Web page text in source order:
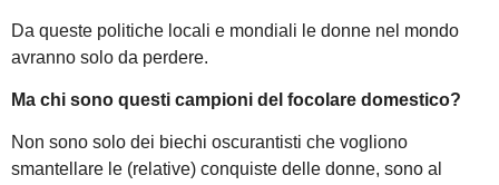
Da queste politiche locali e mondiali le donne nel mondo
avranno solo da perdere.
Ma chi sono questi campioni del focolare domestico?
Non sono solo dei biechi oscurantisti che vogliono
smantellare le (relative) conquiste delle donne, sono al